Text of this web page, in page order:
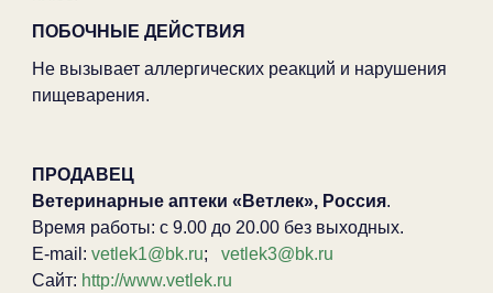
ПОБОЧНЫЕ ДЕЙСТВИЯ
Не вызывает аллергических реакций и нарушения
пищеварения.
ПРОДАВЕЦ
Ветеринарные аптеки «Ветлек», Россия.
Время работы: с 9.00 до 20.00 без выходных.
E-mail: vetlek1@bk.ru; vetlek3@bk.ru
Сайт: http://www.vetlek.ru